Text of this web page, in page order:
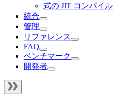
式の JIT コンパイル
統合
管理
リファレンス
FAQ
ベンチマーク
開発者